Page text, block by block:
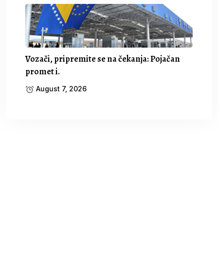
Vozači, pripremite se na čekanja: Pojačan
promet i.
August 7, 2026